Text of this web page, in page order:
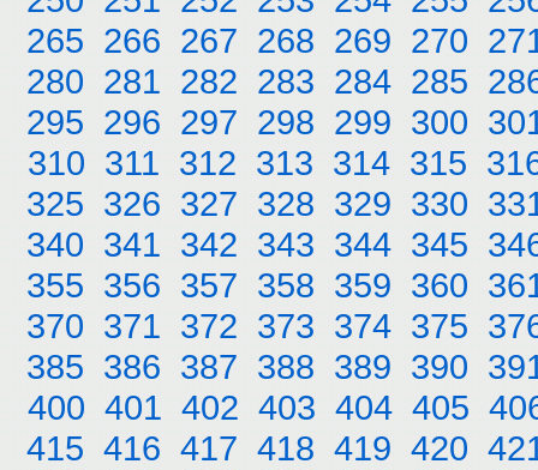
265 266 267 268 269 270
280 281 282 283 284 285
295 296 297 298 299 300
310 311 312 313 314 315
325 326 327 328 329 330
340 341 342 343 344 345
355 356 357 358 359 360
370 371 372 373 374 375
385 386 387 388 389 390
400 401 402 403 404 405
415 416 417 418 419 420